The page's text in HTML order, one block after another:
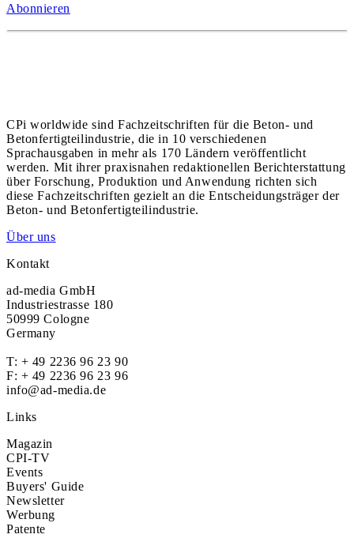
Abonnieren
CPi worldwide sind Fachzeitschriften für die Beton- und
Betonfertigteilindustrie, die in 10 verschiedenen
Sprachausgaben in mehr als 170 Ländern veröffentlicht
werden. Mit ihrer praxisnahen redaktionellen Berichterstattung
über Forschung, Produktion und Anwendung richten sich
diese Fachzeitschriften gezielt an die Entscheidungsträger der
Beton- und Betonfertigteilindustrie.
Über uns
Kontakt
ad-media GmbH
Industriestrasse 180
50999 Cologne
Germany
T: + 49 2236 96 23 90
F: + 49 2236 96 23 96
info@ad-media.de
Links
Magazin
CPI-TV
Events
Buyers' Guide
Newsletter
Werbung
Patente